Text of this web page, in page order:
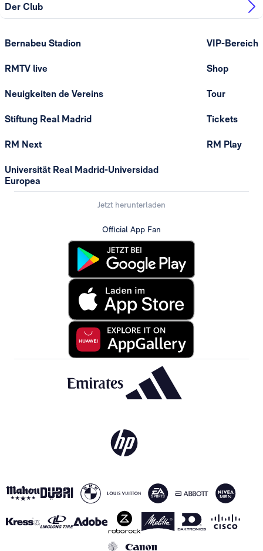
Der Club
Bernabeu Stadion
RMTV live
Neuigkeiten de Vereins
Stiftung Real Madrid
RM Next
Universität Real Madrid-Universidad
Europea
VIP-Bereich
Shop
Tour
Tickets
RM Play
Jetzt herunterladen
Official App Fan